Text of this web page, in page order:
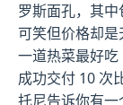
罗斯面孔，其
可笑但价格却是
一道热菜最好吃
成功交付 10 次
托尼告诉你有